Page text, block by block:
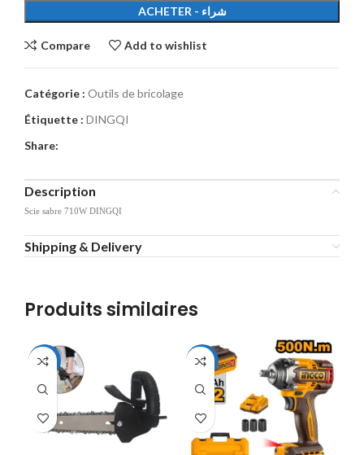
ACHETER - شراء
Compare Add to wishlist
Catégorie : Outils de bricolage
Étiquette : DINGQI
Share:
Description
Scie sabre 710W DINGQI
Shipping & Delivery
Produits similaires
-37% -10%